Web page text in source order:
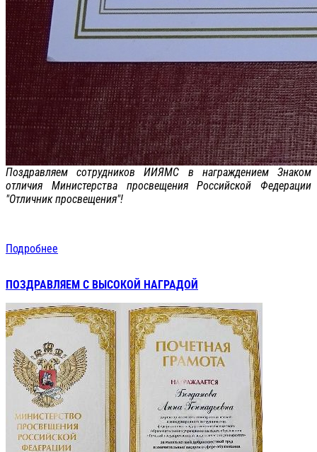
Поздравляем сотрудников ИИЯМС в награждением Знаком
отличия Министерства просвещения Российской Федерации
"Отличник просвещения"!
Подробнее
ПОЗДРАВЛЯЕМ С ВЫСОКОЙ НАГРАДОЙ